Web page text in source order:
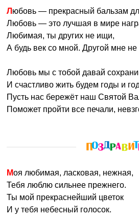
Любовь — прекрасный бальзам
Любовь — это лучшая в мире
Любимая, ты других не ищи,
А будь век со мной. Другой мне не
Любовь мы с тобой давай
И счастливо жить будем годы и
Пусть нас бережёт наш Святой
Поможет пройти все печали,
Моя любимая, ласковая, нежная,
Тебя люблю сильнее прежнего.
Ты мой прекраснейший цветок
И у тебя небесный голосок.